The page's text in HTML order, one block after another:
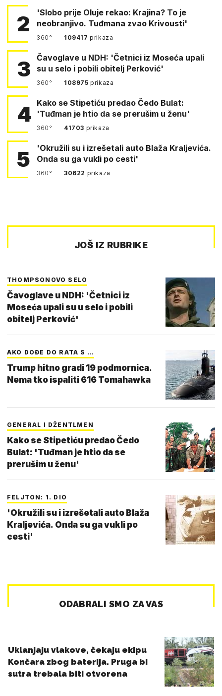
2
'Slobo prije Oluje rekao: Krajina? To je
neobranjivo. Tuđmana zvao Krivousti'
360° 109417prikaza
3
Čavoglave u NDH: 'Četnici iz Moseća upali
su u selo i pobili obitelj Perković'
360° 108975prikaza
4 Kako se Stipetiću predao Čedo Bulat:
'Tuđman je htio da se prerušim u ženu'
360° 41703 prikaza
5
'Okružili su i izrešetali auto Blaža Kraljevića.
Onda su ga vukli po cesti'
360° 30622 prikaza
JOŠ IZ RUBRIKE
THOMPSONOVO SELO
Čavoglave u NDH: 'Četnici iz
Moseća upali su u selo i pobili
obitelj Perković'
AKO DOĐE DO RATA S …
Trump hitno gradi 19 podmornica.
Nema tko ispaliti 616 Tomahawka
GENERAL I DŽENTLMEN
Kako se Stipetiću predao Čedo
Bulat: 'Tuđman je htio da se
prerušim u ženu'
FELJTON: 1. DIO
'Okružili su i izrešetali auto Blaža
Kraljevića. Onda su ga vukli po
cesti'